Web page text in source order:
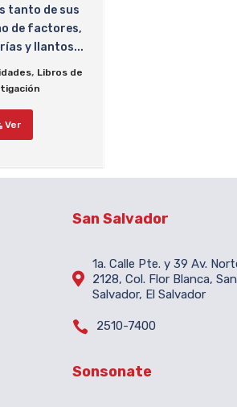
tanto de sus
de factores,
y llantos...
, Libros de
Ver
San Salvador

1a. Calle Pte. y 39 Av.
2128, Col. Flor Blanca, San
Salvador, El Salvador
 2510-7400
Sonsonate